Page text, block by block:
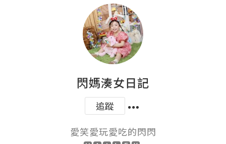
閃媽湊女日記
追蹤
愛笑愛玩愛吃的閃閃